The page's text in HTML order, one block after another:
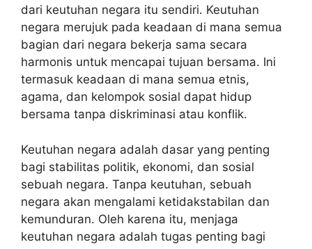
dari keutuhan negara itu sendiri. Keutuhan
negara merujuk pada keadaan di mana semua
bagian dari negara bekerja sama secara
harmonis untuk mencapai tujuan bersama. Ini
termasuk keadaan di mana semua etnis,
agama, dan kelompok sosial dapat hidup
bersama tanpa diskriminasi atau konflik.
Keutuhan negara adalah dasar yang penting
bagi stabilitas politik, ekonomi, dan sosial
sebuah negara. Tanpa keutuhan, sebuah
negara akan mengalami ketidakstabilan dan
kemunduran. Oleh karena itu, menjaga
keutuhan negara adalah tugas penting bagi